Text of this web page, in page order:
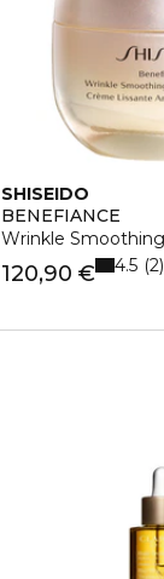
SHISEIDO
BENEFIANCE
Wrinkle
120,90 € 4.5 2